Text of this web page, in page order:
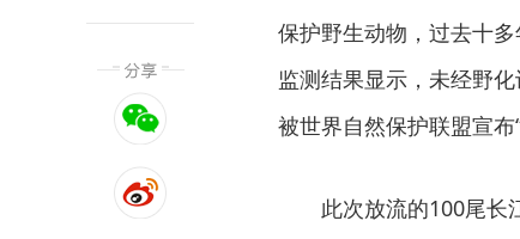
保护野生动物，过去十
监测结果显示，未经野
被世界自然保护联盟宣布“
此次放流的100尾长